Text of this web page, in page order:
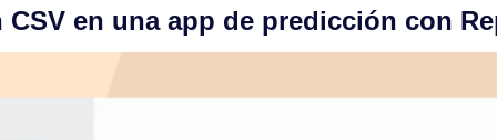
en una app de predicción con